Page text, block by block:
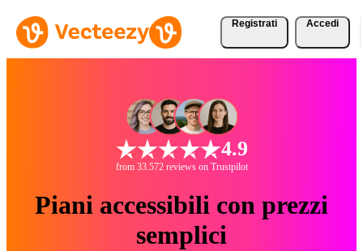
Registrati Accedi
4.9
from 33.572 reviews on Trustpilot
Piani accessibili con prezzi
semplici